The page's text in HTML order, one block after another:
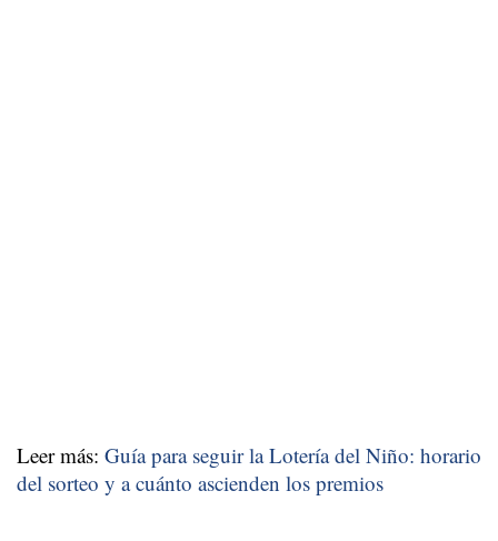
Leer más: Guía para seguir la Lotería del Niño: horario
del sorteo y a cuánto ascienden los premios